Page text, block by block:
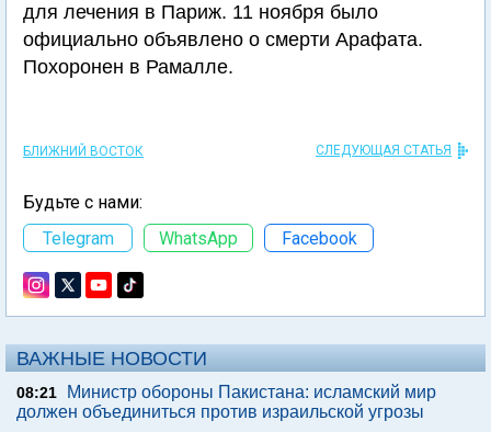
для лечения в Париж. 11 ноября было
официально объявлено о смерти Арафата.
Похоронен в Рамалле.
БЛИЖНИЙ ВОСТОК СЛЕДУЮЩАЯ СТАТЬЯ
Будьте с нами:
Telegram
WhatsApp Facebook
ВАЖНЫЕ НОВОСТИ
08:21
Министр обороны Пакистана: исламский мир
должен объединиться против израильской угрозы